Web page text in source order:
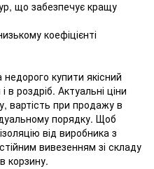
що забезпечує кращу
коефіцієнті
купити якісний
роздріб. Актуальні ціни
вартість при продажу в
порядку. Щоб
від виробника з
вивезенням зі складу
корзину.